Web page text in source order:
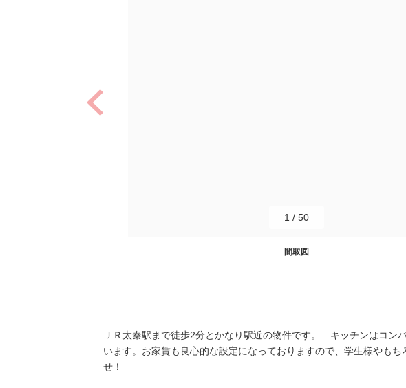
間取図
1 / 50
ＪＲ太秦駅まで徒歩2分とかなり駅近の物件です。 キッチンはコン
います。お家賃も良心的な設定になっておりますので、学生様やも
せ！